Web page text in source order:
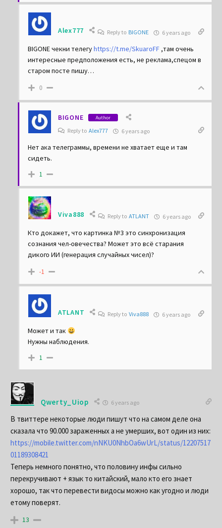
Alex777 Reply to BIGONE 6 years ago
BIGONE чекни телегуhttps://t.me/SkuaroFF ,там очень
интересные предположения есть, не реклама,спецом в
старом посте пишу…
0
BIGONE Author
Reply to Alex777 6 years ago
Нет ака телеграммы, времени не хватает еще и там
сидеть.
1
Viva888 Reply to ATLANT 6 years ago
Кто докажет, что картинка №3 это синхронизация
сознания чел-овечества? Может это всё старания
дикого ИИ (генерация случайных чисел)?
-1
ATLANT Reply toViva888 6 years ago
Может и так
Нужны наблюдения.
1
Qwerty_Uiop 6 years ago
В твиттере некоторые люди пишут что на самом деле она
сказала что 90.000 зараженных а не умерших, вот один из них:
https://mobile.twitter.com/nNKU0NhbOa6wUrL/status/12207517
01189308421
Теперь немного понятно, что половину инфы сильно
перекручивают + язык то китайский, мало кто его знает
хорошо, так что перевести видосы можно как угодно и люди
етому поверят.
13